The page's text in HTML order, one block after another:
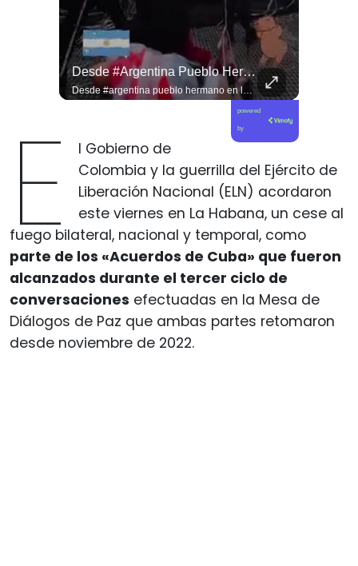
Desde #argentina Pueblo Hermano En La Lucha Contra El Sionismo @laneurona.
Desde #argentina pueblo hermano en la lucha contra el sionismo @laneurona.rebelde y rebelde un compacto de la acción directa ciudadana #noticias
powered
by
E
l Gobierno de
Colombia y la guerrilla del Ejército de
Liberación Nacional (ELN) acordaron
este viernes en La Habana, un cese al
fuego bilateral, nacional y temporal, como
parte de los «Acuerdos de Cuba» que fueron
alcanzados durante el tercer ciclo de
conversaciones efectuadas en la Mesa de
Diálogos de Paz que ambas partes retomaron
desde noviembre de 2022.